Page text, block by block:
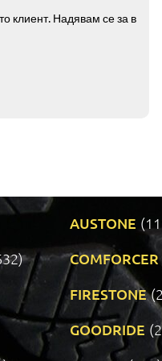
клиент. Надявам се за в
AUSTONE
COMFORCER
FIRESTONE
GOODRIDE